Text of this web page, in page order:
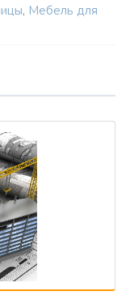
, Мебель для